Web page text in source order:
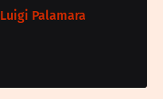
Luigi Palamara